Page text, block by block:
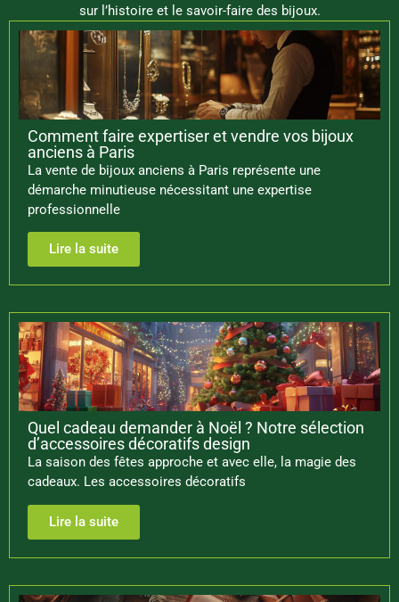
sur l’histoire et le savoir-faire des bijoux.
Comment faire expertiser et vendre vos bijoux
anciens à Paris
La vente de bijoux anciens à Paris représente une
démarche minutieuse nécessitant une expertise
professionnelle
Lire la suite
Quel cadeau demander à Noël ? Notre sélection
d’accessoires décoratifs design
La saison des fêtes approche et avec elle, la magie des
cadeaux. Les accessoires décoratifs
Lire la suite